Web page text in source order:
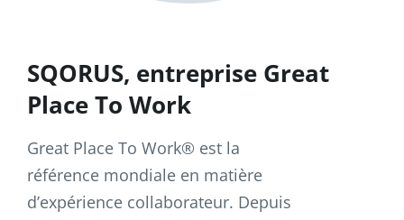
SQORUS, entreprise Great
Place To Work
Great Place To Work® est la
référence mondiale en matière
d’expérience collaborateur. Depuis